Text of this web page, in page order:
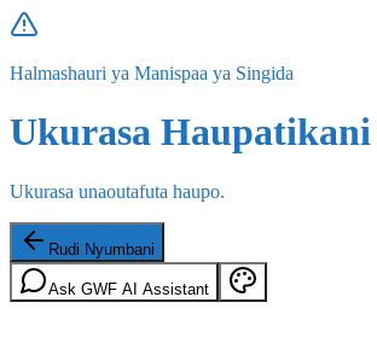
Halmashauri ya Manispaa ya Singida
Ukurasa Haupatikani
Ukurasa unaoutafuta haupo.
Rudi Nyumbani
Ask GWF AI Assistant